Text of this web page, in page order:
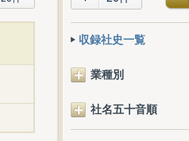
収録社史一覧
業種別
社名五十音順